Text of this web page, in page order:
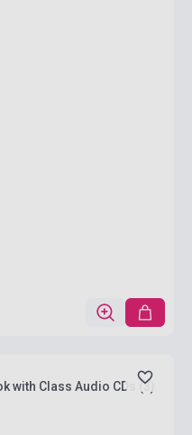
with Class Audio CDs (3)